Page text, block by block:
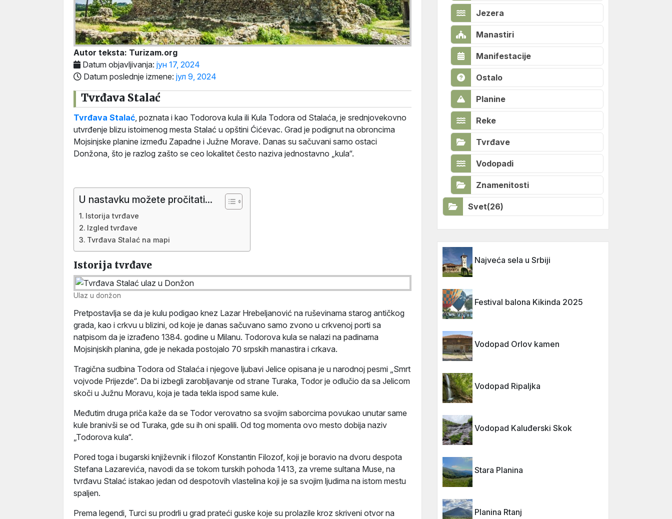
Autor teksta: Turizam.org
Datum objavljivanja: јун 17, 2024
Datum poslednje izmene: јул 9, 2024
Tvrđava Stalać
Tvrđava Stalać, poznata i kao Todorova kula ili Kula Todora od Stalaća, je srednjovekovno
utvrđenje blizu istoimenog mesta Stalać u opštini Ćićevac. Grad je podignut na obroncima
Mojsinjske planine između Zapadne i Južne Morave. Danas su sačuvani samo ostaci
Donžona, što je razlog zašto se ceo lokalitet često naziva jednostavno „kula“.
U nastavku možete pročitati...
Istorija tvrđave
Izgled tvrđave
Tvrđava Stalać na mapi
Istorija tvrđave
Ulaz u donžon
Pretpostavlja se da je kulu podigao knez Lazar Hrebeljanović na ruševinama starog antičkog
grada, kao i crkvu u blizini, od koje je danas sačuvano samo zvono u crkvenoj porti sa
natpisom da je izrađeno 1384. godine u Milanu. Todorova kula se nalazi na padinama
Mojsinjskih planina, gde je nekada postojalo 70 srpskih manastira i crkava.
Tragična sudbina Todora od Stalaća i njegove ljubavi Jelice opisana je u narodnoj pesmi „Smrt
vojvode Prijezde“. Da bi izbegli zarobljavanje od strane Turaka, Todor je odlučio da sa Jelicom
skoči u Južnu Moravu, koja je tada tekla ispod same kule.
Međutim druga priča kaže da se Todor verovatno sa svojim saborcima povukao unutar same
kule branivši se od Turaka, gde su ih oni spalili. Od tog momenta ovo mesto dobija naziv
„Todorova kula“.
Pored toga i bugarski književnik i filozof Konstantin Filozof, koji je boravio na dvoru despota
Stefana Lazarevića, navodi da se tokom turskih pohoda 1413, za vreme sultana Muse, na
tvrđavu Stalać istakao jedan od despotovih vlastelina koji je sa svojim ljudima na istom mestu
spaljen.
Prema legendi, Turci su prodrli u grad prateći guske koje su prolazile kroz skriveni otvor na
Jezera
Manastiri
Manifestacije
Ostalo
Planine
Reke
Tvrđave
Vodopadi
Znamenitosti
Svet(26)
Najveća sela u Srbiji
Festival balona Kikinda 2025
Vodopad Orlov kamen
Vodopad Ripaljka
Vodopad Kaluđerski Skok
Stara Planina
Planina Rtanj